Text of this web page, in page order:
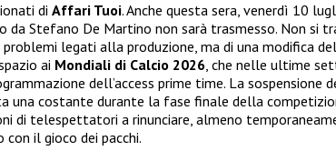
di Affari Tuoi. Anche questa sera, venerdì 10
da Stefano De Martino non sarà trasmesso. Non si
legati alla produzione, ma di una modifica
ai Mondiali di Calcio 2026, che nelle ultime
dell’access prime time. La sospensione
una costante durante la fase finale della
di telespettatori a rinunciare, almeno
il gioco dei pacchi.